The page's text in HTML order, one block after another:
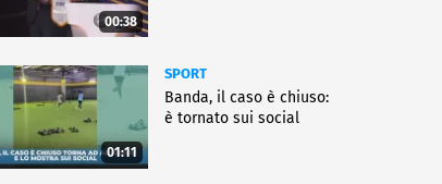
00:38
01:11
SPORT
Banda, il caso è chiuso:
è tornato sui social